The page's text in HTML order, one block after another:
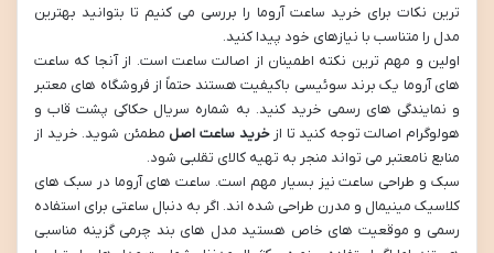
ترین نکات برای خرید ساعت آروما را بررسی می کنیم تا بتوانید بهترین
مدل را متناسب با نیازهای خود پیدا کنید.
اولین و مهم ترین نکته اطمینان از اصالت ساعت است. از آنجا که ساعت
های آروما یک برند سوئیسی باکیفیت هستند حتماً از فروشگاه های معتبر
و نمایندگی های رسمی خرید کنید. به شماره سریال حکاکی پشت قاب و
هولوگرام اصالت توجه کنید تا ازخرید ساعت اصل مطمئن شوید. خرید از
منابع نامعتبر می تواند منجر به تهیه کالای تقلبی شود.
سبک و طراحی ساعت نیز بسیار مهم است. ساعت های آروما در سبک های
کلاسیک مینیمال و مدرن طراحی شده اند. اگر به دنبال ساعتی برای استفاده
رسمی و موقعیت های خاص هستید مدل های بند چرمی گزینه مناسبی